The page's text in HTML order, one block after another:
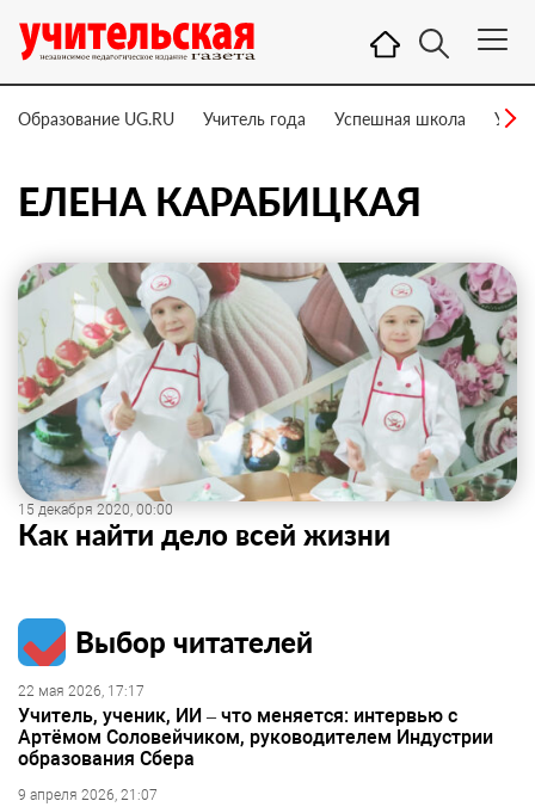
Образование UG.RU Учитель года Успешная школа
ЕЛЕНА КАРАБИЦКАЯ
15 декабря 2020, 00:00
Как найти дело всей жизни
Выбор читателей
22 мая 2026, 17:17
Учитель, ученик, ИИ – что меняется: интервью с
Артёмом Соловейчиком, руководителем Индустрии
образования Сбера
9 апреля 2026, 21:07